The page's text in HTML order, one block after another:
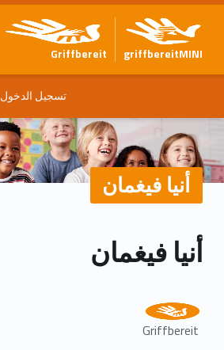
griffbereitMINI
Griffbereit
تسجيل الدخول
أنيا فيغمان
أنيا فيغمان
Griffbereit